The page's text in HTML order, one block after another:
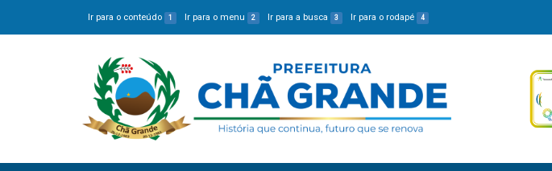
Ir para o conteúdo 1 Ir para o menu 2 Ir para a busca 3 Ir para o rodapé 4